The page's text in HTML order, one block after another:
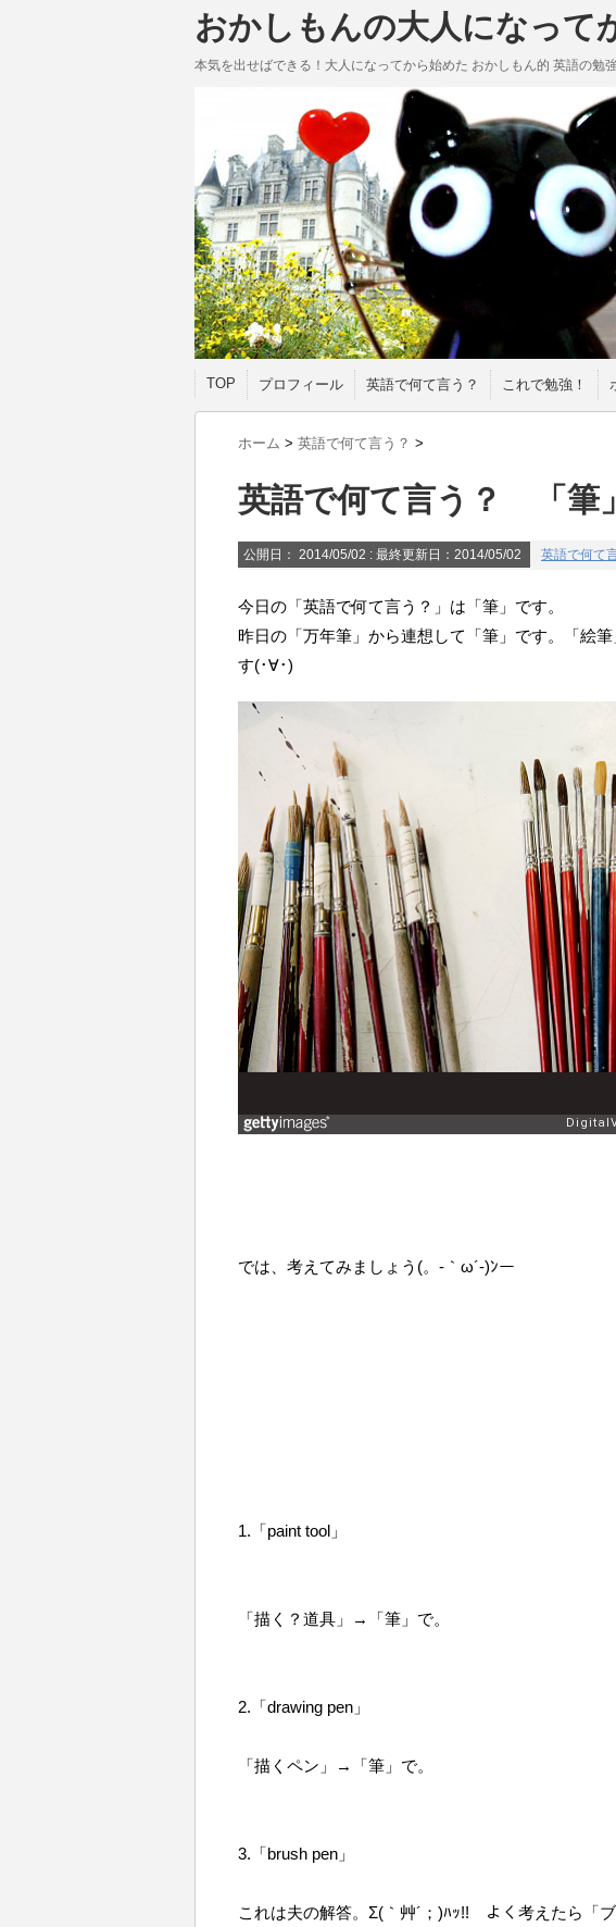
おかしもんの大人になって
本気を出せばできる！大人になってから始めた おかしもん的 英語の勉強
TOP プロフィール 英語で何て言う？ これで勉強！
ホーム > 英語で何て言う？ >
英語で何て言う？ 「筆」
公開日： 2014/05/02 : 最終更新日：2014/05/02 英語で何て
今日の「英語で何て言う？」は「筆」です。
昨日の「万年筆」から連想して「筆」です。「絵
す(･∀･)
では、考えてみましょう(。-｀ω´-)ﾝー
1.「paint tool」
「描く？道具」→「筆」で。
2.「drawing pen」
「描くペン」→「筆」で。
3.「brush pen」
これは夫の解答。Σ(｀艸´；)ﾊｯ!! よく考えたら